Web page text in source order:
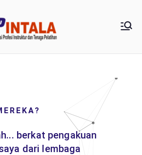
0857-
1854-
7348
berkat pengakuan
dari lembaga